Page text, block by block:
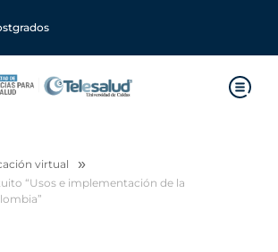
virtual »
“Usos e implementación de la